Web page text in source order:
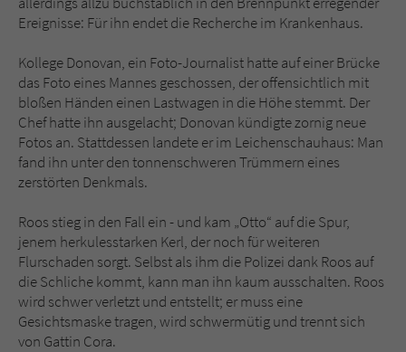
Ereignisse: Für ihn endet die Recherche im Krankenhaus.
Kollege Donovan, ein Foto-Journalist hatte auf einer Brücke
das Foto eines Mannes geschossen, der offensichtlich mit
bloßen Händen einen Lastwagen in die Höhe stemmt. Der
Chef hatte ihn ausgelacht; Donovan kündigte zornig neue
Fotos an. Stattdessen landete er im Leichenschauhaus: Man
fand ihn unter den tonnenschweren Trümmern eines
zerstörten Denkmals.
Roos stieg in den Fall ein - und kam „Otto“ auf die Spur,
jenem herkulesstarken Kerl, der noch für weiteren
Flurschaden sorgt. Selbst als ihm die Polizei dank Roos auf
die Schliche kommt, kann man ihn kaum ausschalten. Roos
wird schwer verletzt und entstellt; er muss eine
Gesichtsmaske tragen, wird schwermütig und trennt sich
von Gattin Cora.
Sicherheitscode des Kontaktformulars zu
überprüfen.